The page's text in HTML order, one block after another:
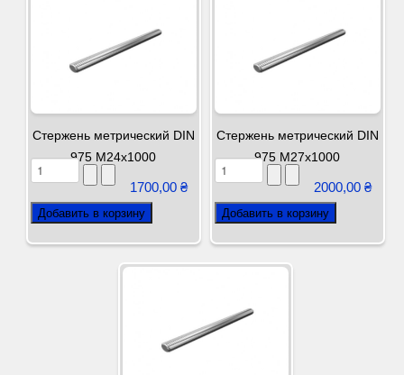
Стержень метрический DIN
975 М24х1000
1700,00 ₴
Стержень метрический DIN
975 М27х1000
2000,00 ₴